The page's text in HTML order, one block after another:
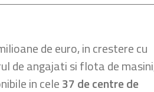
de euro, in crestere cu
de angajati si flota de
in cele37 de centre de